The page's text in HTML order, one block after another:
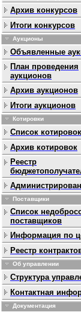
Архив конкурсов
Итоги конкурсов
Аукционы
Объявленные
План проведения
аукционов
Архив аукционов
Итоги аукционов
Котировки
Список котировок
Архив котировок
Реестр
Поставщики
Список
поставщиков
Информация по
Реестр
Об управлении
Структура
Контактная
Документация